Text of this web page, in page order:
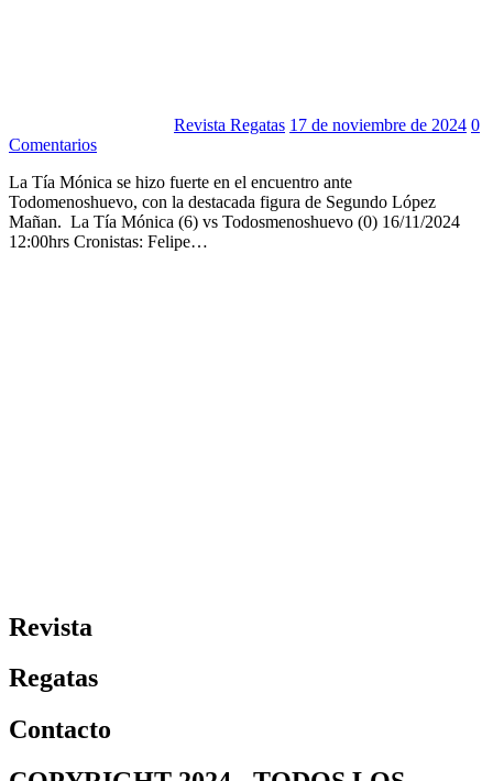
Revista Regatas 17 de noviembre de 2024 0
Comentarios
La Tía Mónica se hizo fuerte en el encuentro ante
Todomenoshuevo, con la destacada figura de Segundo López
Mañan. La Tía Mónica (6) vs Todosmenoshuevo (0) 16/11/2024
12:00hrs Cronistas: Felipe…
Revista
Regatas
Contacto